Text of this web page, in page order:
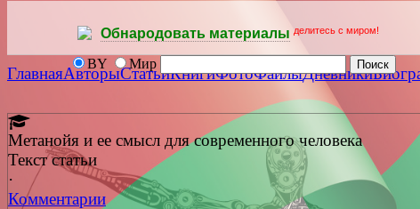
Обнародовать материалы делитесь с миром!
BY Мир
ГлавнаяАвторыСтатьиКнигиФотоФайлыДневники
Метанойя и ее смысл для современного человека
Текст статьи
·
Комментарии